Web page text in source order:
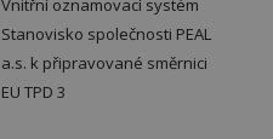
Vnitřní oznamovací systém
Stanovisko společnosti PEAL
a.s. k připravované směrnici
EU TPD 3